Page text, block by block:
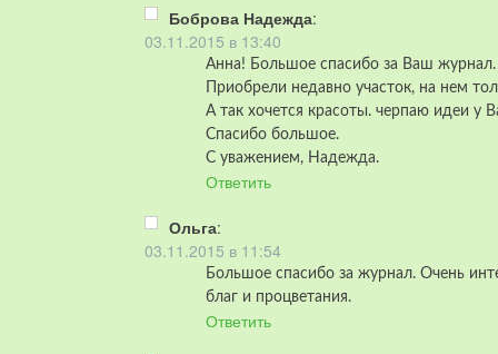
Боброва Надежда:
03.11.2015 в 13:40
Анна! Большое спасибо за Ваш журнал.
Приобрели недавно участок, на нем
А так хочется красоты. черпаю идеи у
Спасибо большое.
С уважением, Надежда.
Ответить
Ольга:
03.11.2015 в 11:54
Большое спасибо за журнал. Очень
благ и процветания.
Ответить